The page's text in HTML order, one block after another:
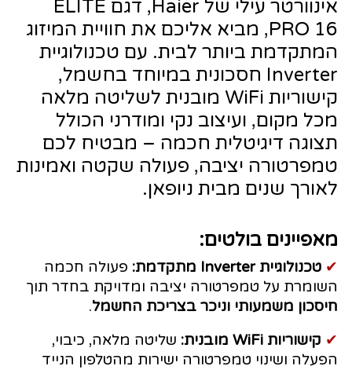
אינוורטר עילי של Haier, דגם ELITE
PRO 16, מביא אליכם את חוויית המיזוג
המתקדמת ביותר לבית. עם טכנולוגיית
Inverter חסכונית במיוחד בחשמל,
קישוריות WiFi מובנית לשליטה מלאה
מכל מקום, ועיצוב נקי ומודרני הכולל
תצוגה דיגיטלית חכמה – מבטיח לכם
טמפרטורה יציבה, פעולה שקטה ואמינות
לאורך שנים מבית ניופאן.
מאפיינים בולטים:
✔ טכנולוגיית Inverter מתקדמת:
פעולה חכמה
השומרת על טמפרטורה יציבה ומדויקת בחדר תוך
חיסכון משמעותי וניכר בצריכת החשמל.
✔ קישוריות WiFi מובנית:
שליטה מלאה, כיבוי,
הפעלה ושינוי טמפרטורה ישירות מהטלפון הנייד